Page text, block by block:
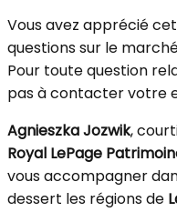
Vous avez apprécié
questions sur le
Pour toute question
pas à contacter votre
Agnieszka Jozwik,
Royal LePage
vous accompagner
dessert les régions de